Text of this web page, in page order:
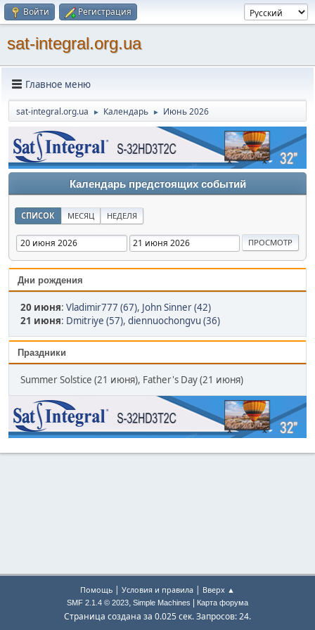
Войти Регистрация
sat-integral.org.ua
Главное меню
sat-integral.org.ua ► Календарь ► Июнь 2026
Календарь предстоящих событий
СПИСОК МЕСЯЦ НЕДЕЛЯ
Дни рождения
20 июня: Vladimir777 (67), John Sinner (42)
21 июня: Dmitriye (57), diennuochongvu (36)
Праздники
Summer Solstice (21 июня), Father's Day (21 июня)
Помощь | Условия и правила | Вверх ▲
SMF 2.1.4 © 2023, Simple Machines Карта форума
Страница создана за 0.025 сек. Запросов: 24.